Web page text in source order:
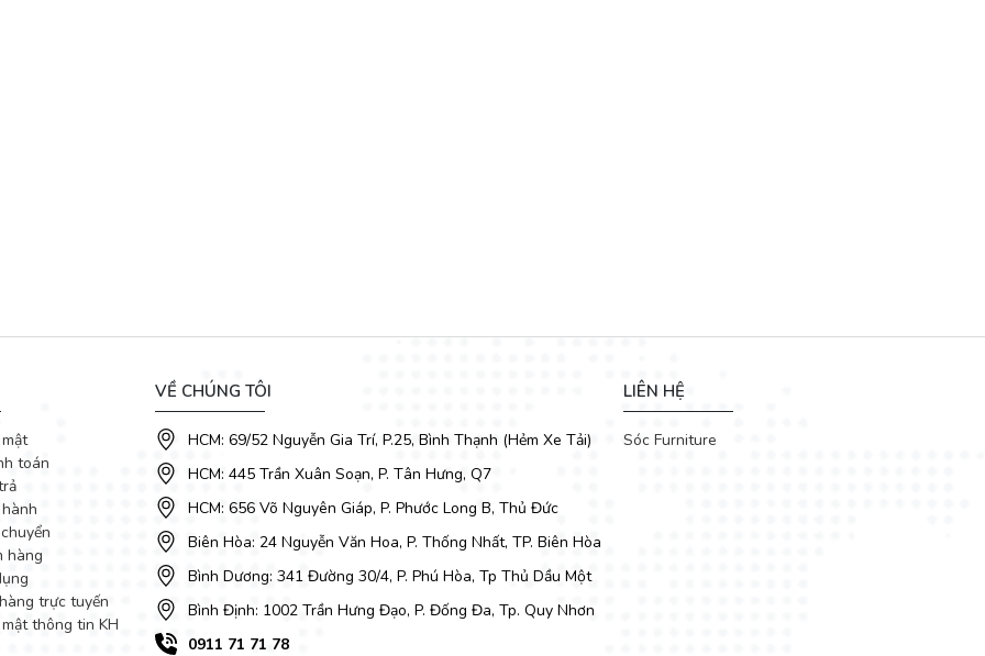
toán
hàng
trực tuyến
thông tin KH
VỀ CHÚNG TÔI
HCM: 69/52 Nguyễn Gia Trí, P.25, Bình Thạnh (Hẻm Xe Tải)
HCM: 445 Trần Xuân Soạn, P. Tân Hưng, Q7
HCM: 656 Võ Nguyên Giáp, P. Phước Long B, Thủ Đức
Biên Hòa: 24 Nguyễn Văn Hoa, P. Thống Nhất, TP. Biên Hòa
Bình Dương: 341 Đường 30/4, P. Phú Hòa, Tp Thủ Dầu Một
Bình Định: 1002 Trần Hưng Đạo, P. Đống Đa, Tp. Quy Nhơn
0911 71 71 78
LIÊN HỆ
Sóc Furniture